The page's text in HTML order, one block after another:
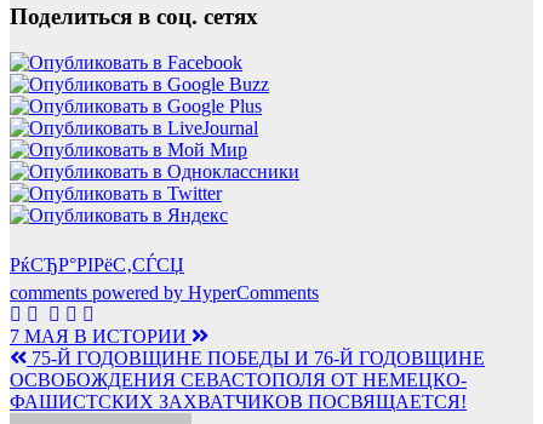
Поделиться в соц. сетях
РќСЂР°РІРёС‚СЃСЏ
comments powered by HyperComments
Навигация
по
записям
7 МАЯ В ИСТОРИИ
75-Й ГОДОВЩИНЕ ПОБЕДЫ И 76-Й ГОДОВЩИНЕ
ОСВОБОЖДЕНИЯ СЕВАСТОПОЛЯ ОТ НЕМЕЦКО-
ФАШИСТСКИХ ЗАХВАТЧИКОВ ПОСВЯЩАЕТСЯ!